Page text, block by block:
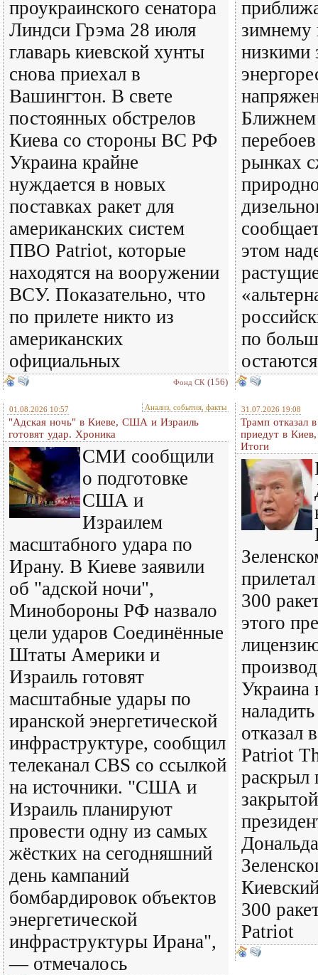
проукраинского сенатора
Линдси Грэма 28 июля
главарь киевской хунты
снова приехал в
Вашингтон. В свете
постоянных обстрелов
Киева со стороны ВС РФ
Украина крайне
нуждается в новых
поставках ракет для
американских систем
ПВО Patriot, которые
находятся на вооружении
ВСУ. Показательно, что
по прилете никто из
американских
официальных
Фонд СК (156)
зимнему
низкими
Ближнем
рынках
этом
по
01.08.2026 10:57 Анализ, события, факты
"Адская ночь" в Киеве, США и Израиль
готовят удар. Хроника
СМИ сообщили
о подготовке
США и
Израилем
масштабного удара по
Ирану. В Киеве заявили
об "адской ночи",
Минобороны РФ назвало
цели ударов Соединённые
Штаты Америки и
Израиль готовят
масштабные удары по
иранской энергетической
инфраструктуре, сообщил
телеканал CBS со ссылкой
на источники. "США и
Израиль планируют
провести одну из самых
жёстких на сегодняшний
день кампаний
бомбардировок объектов
энергетической
инфраструктуры Ирана",
— отмечалось
31.07.2026 19:08
Трамп отказал
приедут в
Итоги
300
этого
Украина
отказал
Patriot
раскрыл
300
Patriot